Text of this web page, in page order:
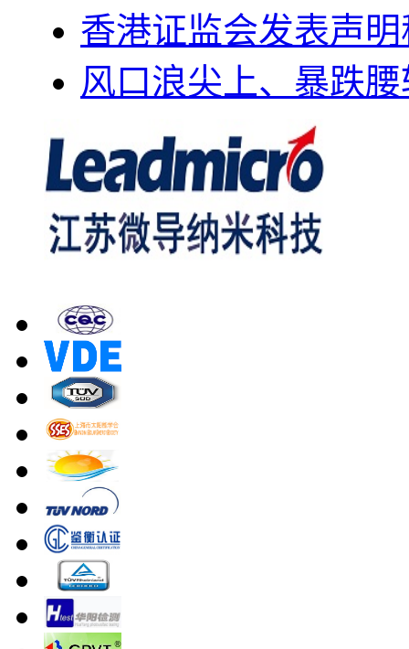
香港证监会发表声
风口浪尖上、暴跌